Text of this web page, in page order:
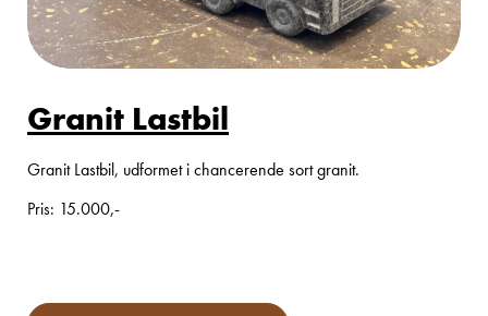
Granit Lastbil
Granit Lastbil, udformet i chancerende sort granit.
Pris: 15.000,-